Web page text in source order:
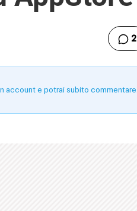
2
account e potrai subito commentare.